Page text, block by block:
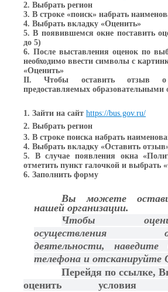
2. Выбрать регион
3. В строке «поиск» набрать
4. Выбрать вкладку «Оценить»
5. В появившемся окне поставить
до 5)
6. После выставления оценок по
необходимо ввести символы с
«Оценить»
II. Чтобы оставить отзыв о
предоставляемых образовательными
1. Зайти на сайт https://bus.gov.ru/
2. Выбрать регион
3. В строке поиска набрать
4. Выбрать вкладку «Оставить
5. В случае появления окна
отметить пункт галочкой и выбрать
6. Заполнить форму
Вы можете
нашей организации.
Чтобы
осуществления
деятельности, наведите
телефона и отсканируйте
Перейдя по ссылке,
оценить условия